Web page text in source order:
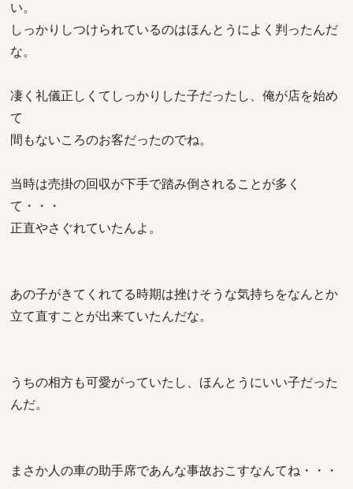
い。
しっかりしつけられているのはほんとうによく判ったんだ
な。
凄く礼儀正しくてしっかりした子だったし、俺が店を始め
て
間もないころのお客だったのでね。
当時は売掛の回収が下手で踏み倒されることが多く
て・・・
正直やさぐれていたんよ。
あの子がきてくれてる時期は挫けそうな気持ちをなんとか
立て直すことが出来ていたんだな。
うちの相方も可愛がっていたし、ほんとうにいい子だった
んだ。
まさか人の車の助手席であんな事故おこすなんてね・・・